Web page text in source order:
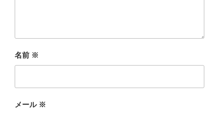
名前 ※
メール ※